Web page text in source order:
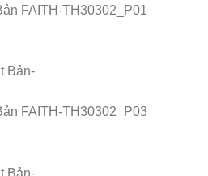
FAITH-TH30302_P01
FAITH-TH30302_P03